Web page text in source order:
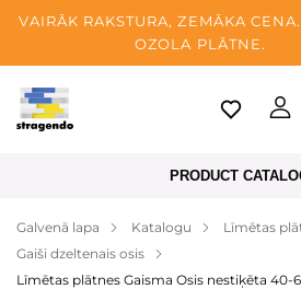
VAIRĀK RAKSTURA, ZEMĀKA CENA.
OZOLA PLĀTNE.
Tallina
Apmaksa
Par mums
PRODUCT
Galvenā lapa Katalogu Līmētas
Gaiši dzeltenais osis
Līmētas plātnes Gaisma Osis nestiķēta 40-